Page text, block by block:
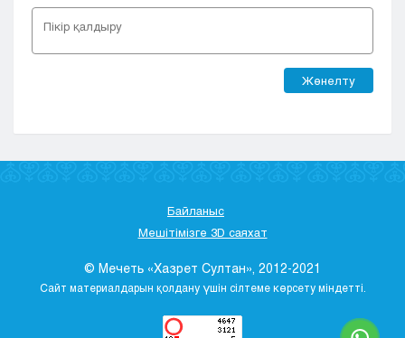
Жөнелту
Байланыс
Мешітімізге 3D саяхат
© Мечеть «Хазрет Султан», 2012-2021
Сайт материалдарын қолдану үшін сілтеме көрсету міндетті.